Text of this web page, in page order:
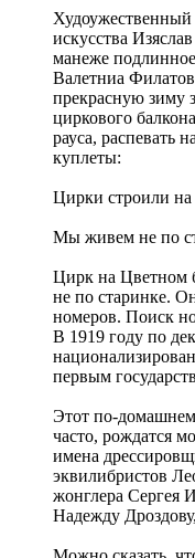
Худоужественный
искусства
манеже
Валетниа
прекрасную зиму
циркового
рауса, распевать
куплеты:
Цирки строили на
Мы живем не по
Цирк на Цветном
не по старинке.
номеров. Поиск
В 1919 году по
первым
Этот по-
часто, рождатся
имена
эквилибристов
жонглера Сергея
Надежду